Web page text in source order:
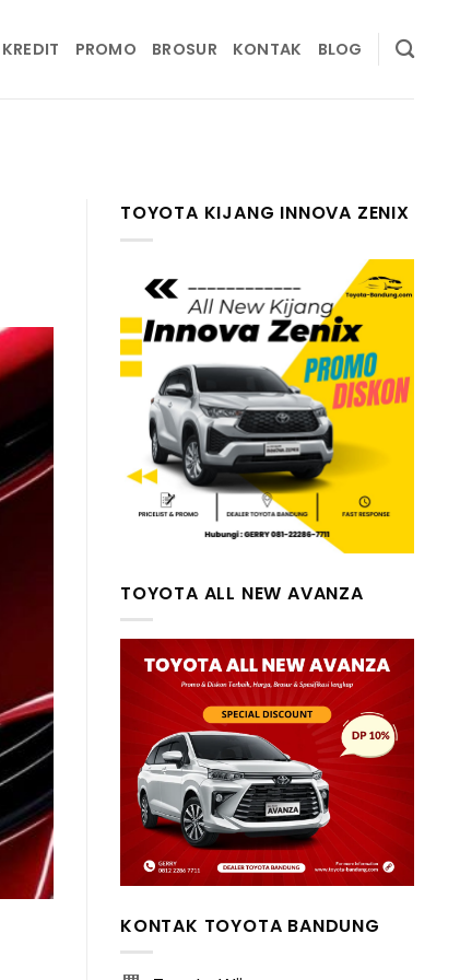
KREDIT PROMO BROSUR KONTAK BLOG
TOYOTA KIJANG INNOVA ZENIX
TOYOTA ALL NEW AVANZA
KONTAK TOYOTA BANDUNG